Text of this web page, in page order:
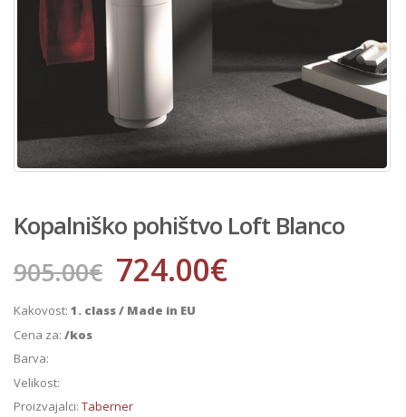
Kopalniško pohištvo Loft Blanco
905.00€ 724.00€
Kakovost: 1. class / Made in EU
Cena za: /kos
Barva:
Velikost:
Proizvajalci: Taberner